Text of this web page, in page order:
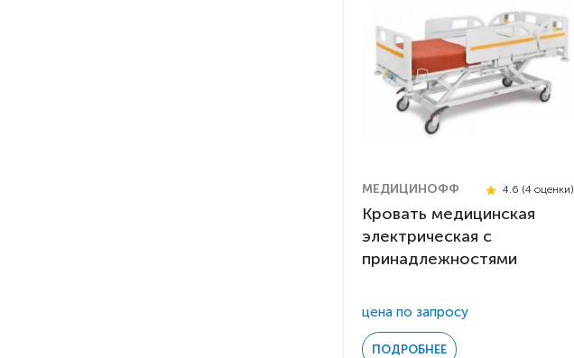
МЕДИЦИНОФФ 4.6 (4 оценки)
Кровать медицинская
электрическая с
принадлежностями
цена по запросу
ПОДРОБНЕЕ